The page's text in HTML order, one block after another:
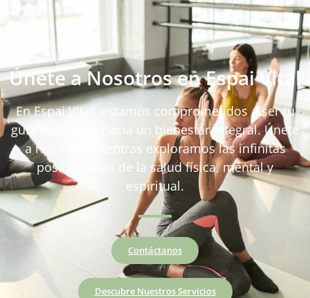
Únete a Nosotros en Espai Vital
En Espai Vital, estamos comprometidos a ser tu
guía en el viaje hacia un bienestar integral. Únete
a nosotros mientras exploramos las infinitas
posibilidades de la salud física, mental y
espiritual.
Contáctanos
Descubre Nuestros Servicios